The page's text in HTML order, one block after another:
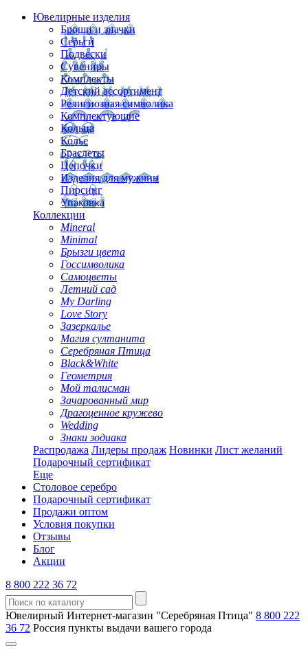
Ювелирные изделия
Броши и значки
Серьги
Подвески
Сувениры
Комплекты
Детский ассортимент
Религиозная символика
Комплектующие
Кольца
Колье
Браслеты
Цепочки
Изделия для мужчин
Пирсинг
Упаковка
Коллекции
Mineral
Minimal
Брызги цвета
Госсимволика
Самоцветы
Летний сад
My Darling
Love Story
Зазеркалье
Магия султанита
Серебряная Птица
Black&White
Геометрия
Мой талисман
Зачарованный мир
Драгоценное кружево
Wedding
Знаки зодиака
Распродажа Лидеры продаж Новинки Лист желаний
Подарочный сертификат
Еще
Столовое серебро
Подарочный сертификат
Продажи оптом
Условия покупки
Отзывы
Блог
Акции
8 800 222 36 72
Ювелирный Интернет-магазин "Серебряная Птица" 8 800 222
36 72 Россия пункты выдачи вашего города